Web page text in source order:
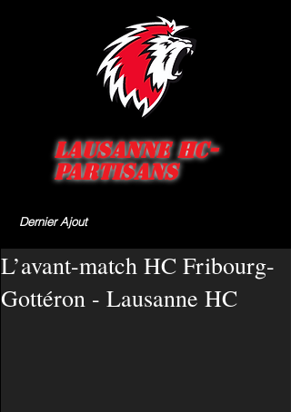
Lausanne HC-
Partisans
Dernier Ajout
L’avant-match HC Fribourg-
Gottéron - Lausanne HC